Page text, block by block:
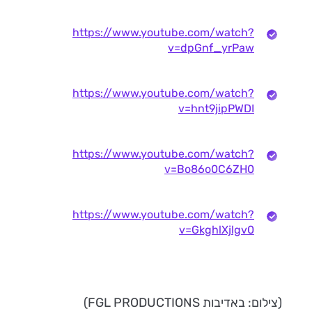
https://www.youtube.com/watch?
v=dpGnf_yrPaw
https://www.youtube.com/watch?
v=hnt9jipPWDI
https://www.youtube.com/watch?
v=Bo86o0C6ZH0
https://www.youtube.com/watch?
v=GkghlXjlgv0
(צילום: באדיבות FGL PRODUCTIONS)